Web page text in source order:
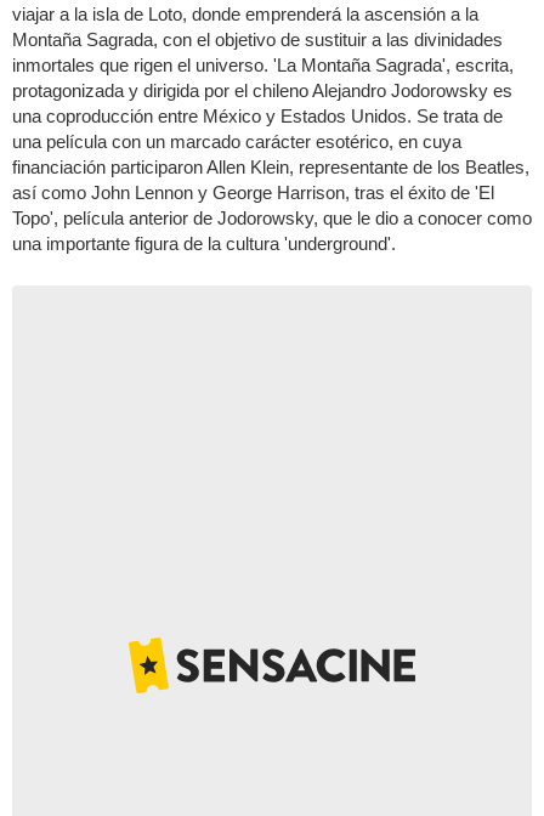
viajar a la isla de Loto, donde emprenderá la ascensión a la
Montaña Sagrada, con el objetivo de sustituir a las divinidades
inmortales que rigen el universo. 'La Montaña Sagrada', escrita,
protagonizada y dirigida por el chileno Alejandro Jodorowsky es
una coproducción entre México y Estados Unidos. Se trata de
una película con un marcado carácter esotérico, en cuya
financiación participaron Allen Klein, representante de los Beatles,
así como John Lennon y George Harrison, tras el éxito de 'El
Topo', película anterior de Jodorowsky, que le dio a conocer como
una importante figura de la cultura 'underground'.